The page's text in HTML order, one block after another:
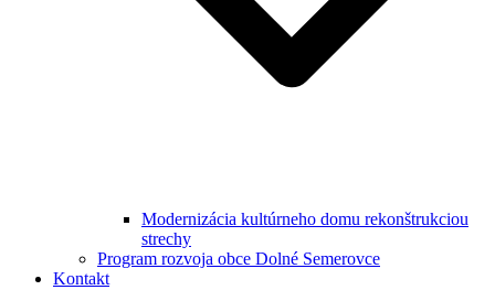
Modernizácia kultúrneho domu rekonštrukciou
strechy
Program rozvoja obce Dolné Semerovce
Kontakt